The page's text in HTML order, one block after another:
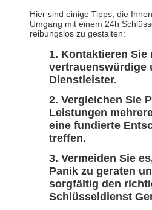
Hier sind einige Tipps, die
Umgang mit einem 24h
reibungslos zu gestalten:
Kontaktieren Sie
vertrauenswürdige
Dienstleister.
Vergleichen Sie
Leistungen
eine fundierte
treffen.
Vermeiden Sie
Panik zu geraten
sorgfältig den
Schlüsseldienst